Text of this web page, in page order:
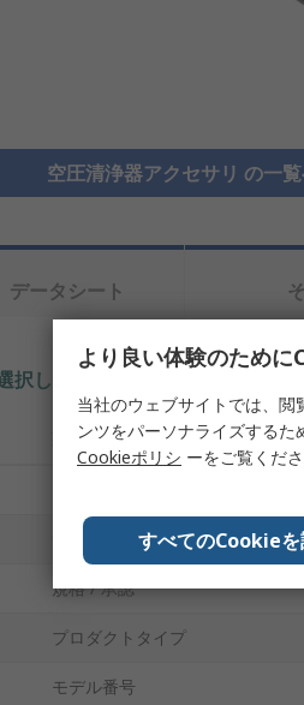
空圧清浄器アクセサリ の一
データシート
して、類似製品を検索します。
製品情報
規格 / 承認
プロダクトタイプ
モデル番号
より良い体験のため
当社のウェブサイトでは、
ンツをパーソナライズするた
Cookieポリシ ーをご覧くださ
すべてのCookieを